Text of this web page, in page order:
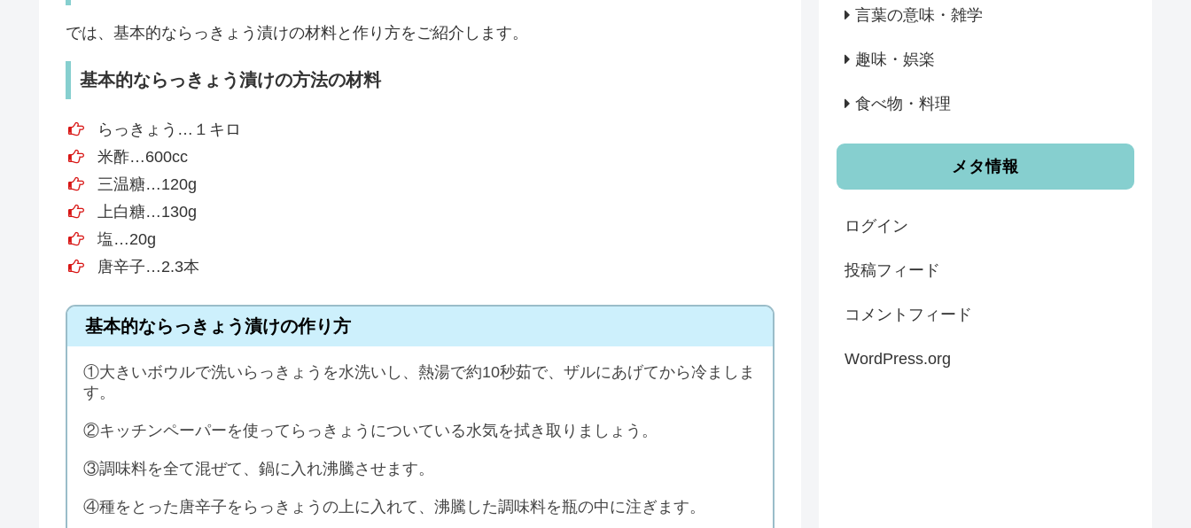
では、基本的ならっきょう漬けの材料と作り方をご紹介します。
基本的ならっきょう漬けの方法の材料
らっきょう…１キロ
米酢…600cc
三温糖…120g
上白糖…130g
塩…20g
唐辛子…2.3本
基本的ならっきょう漬けの作り方
①大きいボウルで洗いらっきょうを水洗いし、熱湯で約10秒茹で、ザルにあげてから冷ましま
す。
②キッチンペーパーを使ってらっきょうについている水気を拭き取りましょう。
③調味料を全て混ぜて、鍋に入れ沸騰させます。
④種をとった唐辛子をらっきょうの上に入れて、沸騰した調味料を瓶の中に注ぎます。
言葉の意味・雑学
趣味・娯楽
食べ物・料理
メタ情報
ログイン
投稿フィード
コメントフィード
WordPress.org